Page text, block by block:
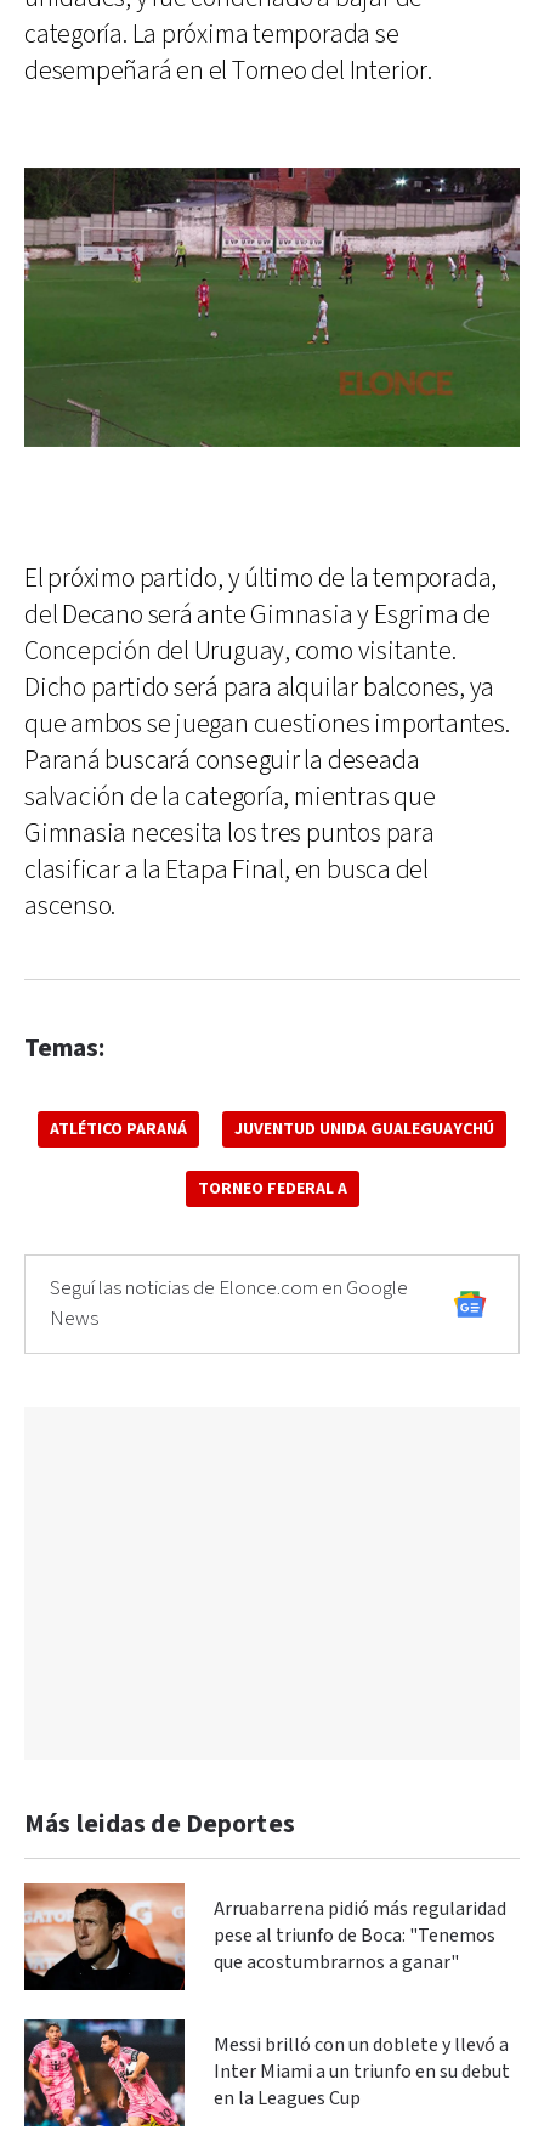
categoría. La próxima temporada se
desempeñará en el Torneo del Interior.
El próximo partido, y último de la temporada,
del Decano será ante Gimnasia y Esgrima de
Concepción del Uruguay, como visitante.
Dicho partido será para alquilar balcones, ya
que ambos se juegan cuestiones importantes.
Paraná buscará conseguir la deseada
salvación de la categoría, mientras que
Gimnasia necesita los tres puntos para
clasificar a la Etapa Final, en busca del
ascenso.
Temas:
ATLÉTICO PARANÁ JUVENTUD UNIDA GUALEGUAYCHÚ
TORNEO FEDERAL A
Seguí las noticias de Elonce.com en Google
News
Más leidas de Deportes
Arruabarrena pidió más regularidad
pese al triunfo de Boca: "Tenemos
que acostumbrarnos a ganar"
Messi brilló con un doblete y llevó a
Inter Miami a un triunfo en su debut
en la Leagues Cup